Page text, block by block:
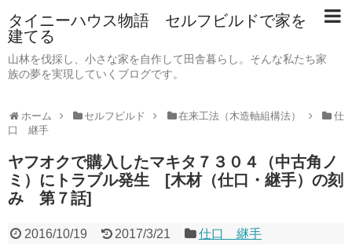
タイニーハウス物語 セルフビルドで家を
建てる
山林を伐採し、小さな家を自作して田舎暮らし。そんな私たち家
族の夢を実現していくブログです。
ホーム セルフビルド 在来工法（木造軸組構法）
仕
口 継手
ヤフオクで購入したマキタ７３０４（中古角ノ
ミ）にトラブル発生 [木材（仕口・継手）の刻
み 第７話]
2016/10/19 2017/3/21 仕口 継手